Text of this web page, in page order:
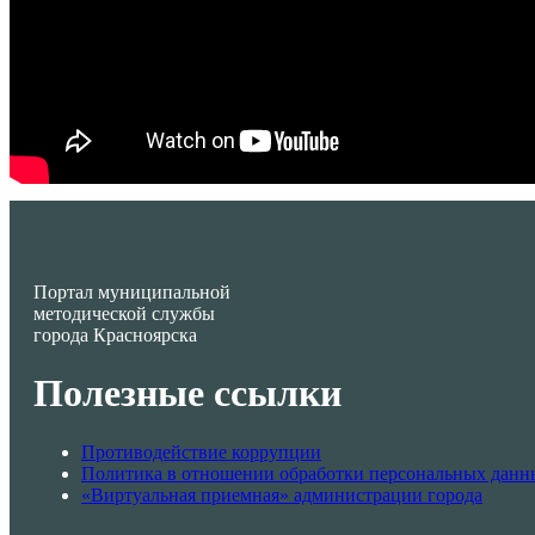
Портал муниципальной
методической службы
города Красноярска
Полезные ссылки
Противодействие коррупции
Политика в отношении обработки персональных
«Виртуальная приемная» администрации города